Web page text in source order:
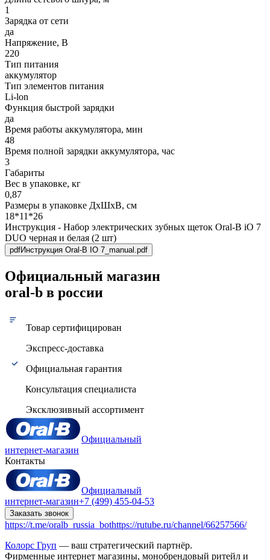
1
Зарядка от сети
да
Напряжение, В
220
Тип питания
аккумулятор
Тип элементов питания
Li-lon
Функция быстрой зарядки
да
Время работы аккумулятора, мин
48
Время полной зарядки аккумулятора, час
3
Габариты
Вес в упаковке, кг
0,87
Размеры в упаковке ДxШxВ, см
18*11*26
Инструкция - Набор электрических зубных щеток Oral-B iO 7
DUO черная и белая (2 шт)
pdfИнструкция Oral-B IO 7_manual.pdf
Официальный магазин
oral-b в россии
Товар сертифицирован
Экспресс-доставка
Официальная гарантия
Консультация специалиста
Эксклюзивный ассортимент
Официальный
интернет-магазин
Контакты
Официальный
интернет-магазин+7 (499) 455-04-53
Заказать звонок
https://t.me/oralb_russia_bothttps://rutube.ru/channel/66257566/
Колорс Груп — ваш стратегический партнёр.
Фирменные интернет магазины, монобрендовый ритейл и